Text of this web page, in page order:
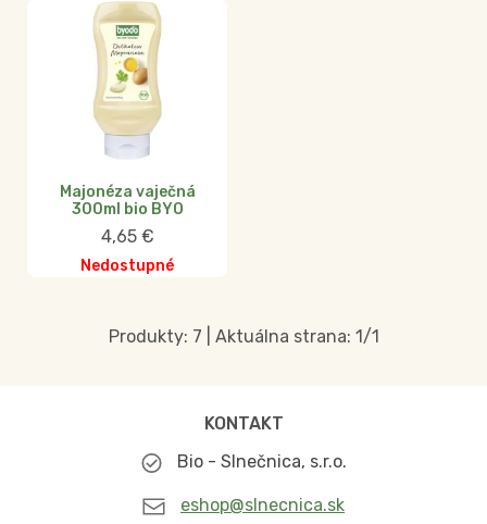
Majonéza vaječná
300ml bio BYO
4,65 €
Nedostupné
Produkty: 7 | Aktuálna strana: 1/1
KONTAKT
Bio - Slnečnica, s.r.o.
eshop@slnecnica.sk